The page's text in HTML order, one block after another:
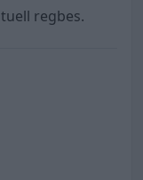
regbes.